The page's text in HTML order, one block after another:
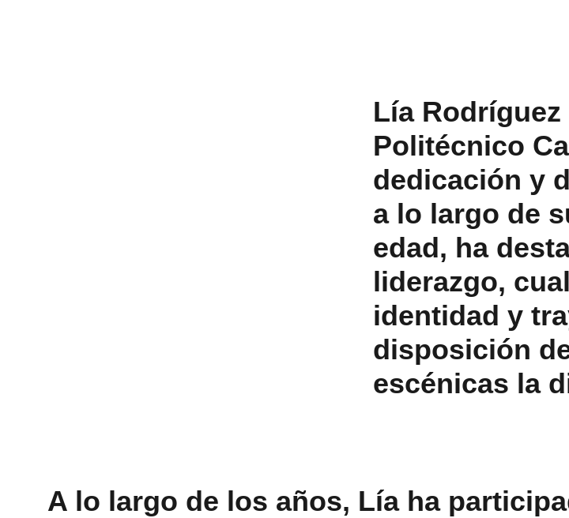
Lía
Politécnico
dedicación y
a lo largo de
edad, ha
liderazgo,
identidad y
disposición
escénicas la
A lo largo de los años, Lía ha